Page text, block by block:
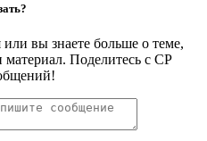
или вы знаете больше о теме,
Поделитесь с СР